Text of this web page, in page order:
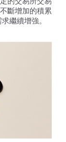
斷增加的積累
繼續增強。